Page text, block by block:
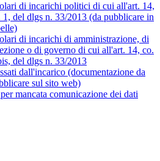
di incarichi politici di cui all'art. 14,
1, del dlgs n. 33/2013 (da pubblicare in
di incarichi di amministrazione, di
o di governo di cui all'art. 14, co.
del dlgs n. 33/2013
dall'incarico (documentazione da
sul sito web)
mancata comunicazione dei dati